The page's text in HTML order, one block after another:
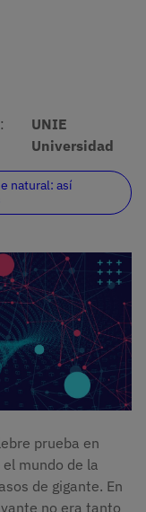
UNIE
Universidad
natural: así
prueba en
mundo de la
de gigante. En
no era tanto